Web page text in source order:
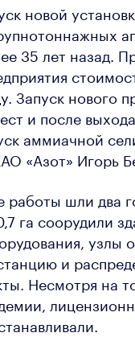
новой
35 лет назад.
Запуск нового
и после
аммиачной
«Азот» Игорь
шли два
га соорудили
узлы
и
Несмотря на